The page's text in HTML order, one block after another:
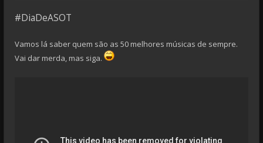
#DiaDeASOT
Vamos lá saber quem são as 50 melhores músicas de sempre.
Vai dar merda, mas siga.